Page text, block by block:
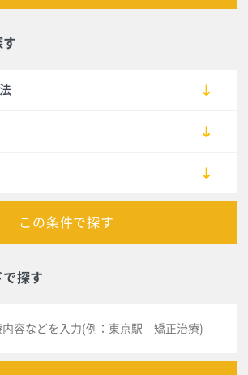
す
この条件で探す
で探す